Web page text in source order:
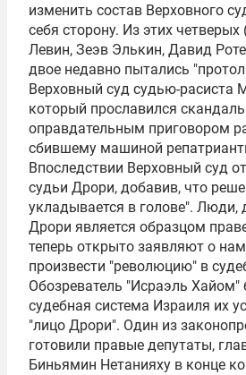
изменить состав Верховного
себя сторону. Из этих
Левин, Зеэв Элькин, Давид
двое недавно пытались
Верховный суд судью-расиста
который прославился
оправдательным приговором
сбившему машиной
Впоследствии Верховный суд
судьи Дрори, добавив, что
укладывается в голове".
Дрори является образцом
теперь открыто заявляют о
произвести "революцию" в
Обозреватель "Исраэль Хайом"
судебная система Израиля их
"лицо Дрори". Один из
готовили правые депутаты,
Биньямин Нетанияху в конце